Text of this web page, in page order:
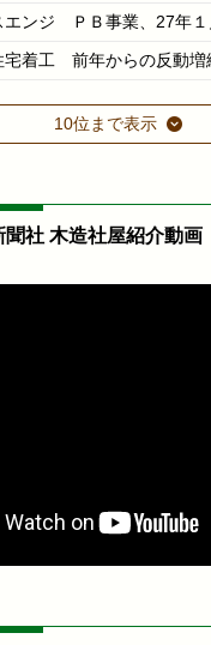
エンジ ＰＢ事業、27年１
宅着工 前年からの反動増
10位まで表示
聞社 木造社屋紹介動画